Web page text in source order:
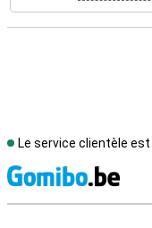
Le service clientèle est